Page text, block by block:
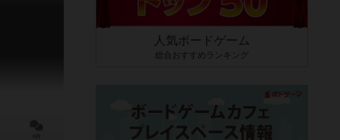
人気ボードゲーム
総合おすすめランキング